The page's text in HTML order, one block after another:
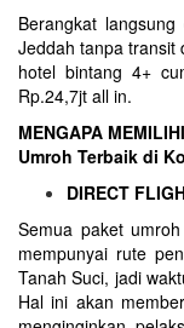
Berangkat
Jeddah tanpa transit
hotel bintang 4+
Rp.24,7jt all in.
MENGAPA
Umroh Terbaik di
DIRECT
Semua paket
mempunyai rute
Tanah Suci, jadi
Hal ini akan